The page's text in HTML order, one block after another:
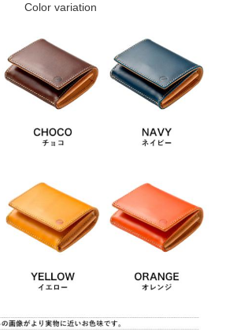
Color variation